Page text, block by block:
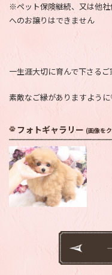
※ペット保険継続、又は他
へのお譲りはできません
一生涯大切に育んで下さる
素敵なご縁がありますよう
フォトギャラリー (画像を